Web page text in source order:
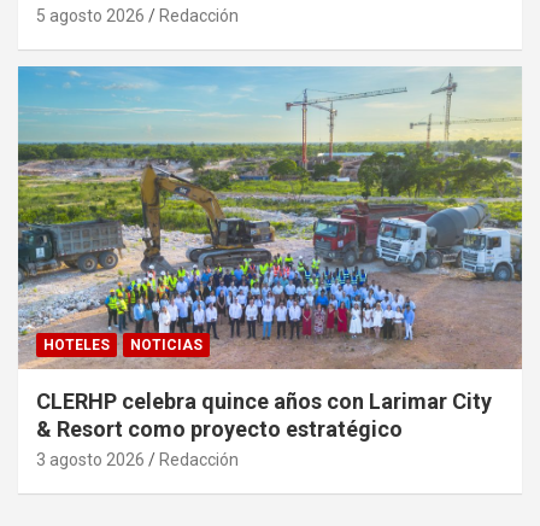
5 agosto 2026 Redacción
HOTELES NOTICIAS
CLERHP celebra quince años con Larimar City
& Resort como proyecto estratégico
3 agosto 2026 Redacción